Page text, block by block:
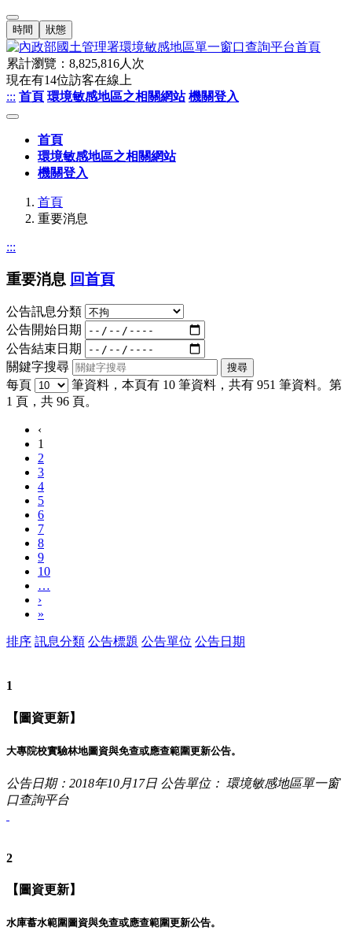
時間 狀態
累計瀏覽： 8,825,816人次
現在有14位訪客在線上
::: 首頁 環境敏感地區之相關網站 機關登入
首頁
環境敏感地區之相關網站
機關登入
首頁
重要消息
:::
重要消息 回首頁
公告訊息分類
公告開始日期
公告結束日期
關鍵字搜尋
每頁
筆資料，本頁有 10 筆資料，共有 951 筆資料。第
1 頁，共 96 頁。
‹
1
2
3
4
5
6
7
8
9
10
…
›
»
排序 訊息分類 公告標題 公告單位 公告日期
1
【圖資更新】
大專院校實驗林地圖資與免查或應查範圍更新公告。
公告日期：2018年10月17日 公告單位： 環境敏感地區單一窗
口查詢平台
2
【圖資更新】
水庫蓄水範圍圖資與免查或應查範圍更新公告。